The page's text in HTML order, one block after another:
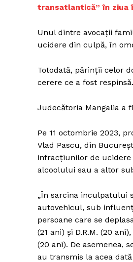
transatlantică” în ziua
Unul dintre avocaţii
ucidere din culpă, în
Totodată, părinţii celor
cerere ce a fost respinsă.
Judecătoria Mangalia a
Pe 11 octombrie 2023,
Vlad Pascu, din
infracţiunilor de
alcoolului sau a altor
„În sarcina inculpatului
autovehicul, sub
persoane care se
(21 ani) şi D.R.M. (20
(20 ani). De asemenea,
au transmis la acea